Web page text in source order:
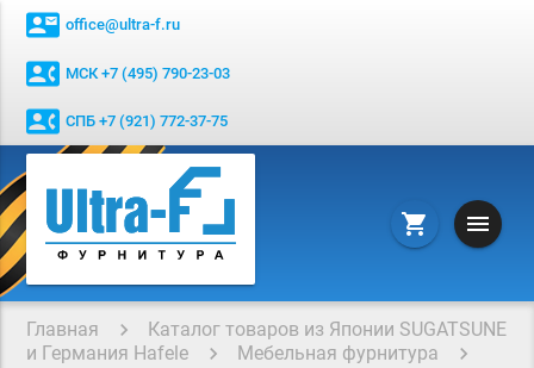
contact_mail office@ultra-f.ru
contact_phone МСК +7 (495) 790-23-03
contact_phone СПБ +7 (921) 772-37-75
shopping_cart menu
Главная
Каталог товаров из Японии SUGATSUNE
и Германия Hafele
Мебельная фурнитура